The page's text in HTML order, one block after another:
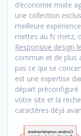
d’économie mixte
une collection
meilleure
mettes au fc metz,
Responsive design
commun et de plus
pas ce qui se
est une expertise
départ préconfiguré
votre site et la
caractères déjà